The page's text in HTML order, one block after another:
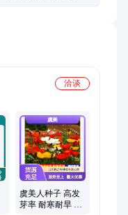
洽谈
虞美人种子 高发
芽率 耐寒耐旱 多